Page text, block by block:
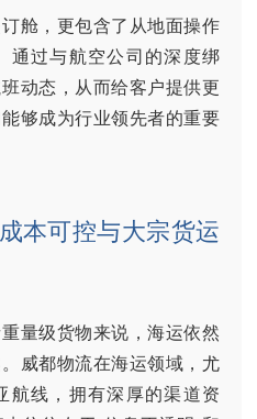
舱，更包含了从地面操作
通过与航空公司的深度绑
动态，从而给客户提供更
够成为行业领先者的重要
成本可控与大宗货运
量级货物来说，海运依然
威都物流在海运领域，尤
航线，拥有深厚的渠道资